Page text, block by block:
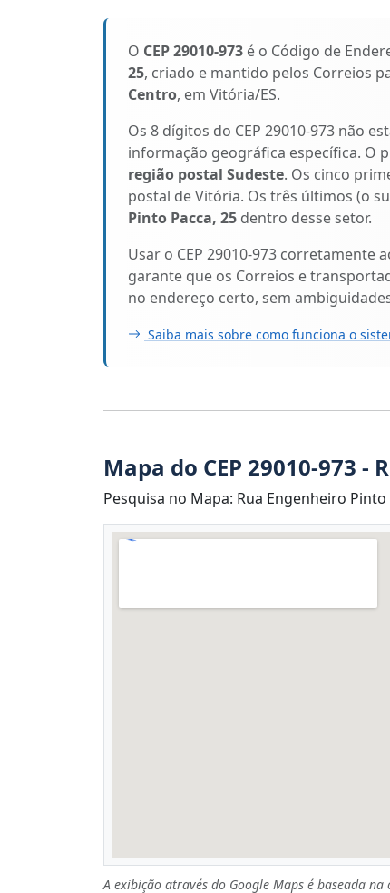
O CEP 29010-973 é o Código de
25, criado e mantido pelos Correios
Centro, em Vitória/ES.
Os 8 dígitos do CEP 29010-973 não
informação geográfica específica. O
região postal Sudeste. Os cinco
postal de Vitória. Os três últimos (o
Pinto Pacca, 25 dentro desse setor.
Usar o CEP 29010-973
garante que os Correios e
no endereço certo, sem
Saiba mais sobre como funciona o
Mapa do CEP 29010-973 -
Pesquisa no Mapa: Rua Engenheiro Pinto
A exibição através do Google Maps é baseada